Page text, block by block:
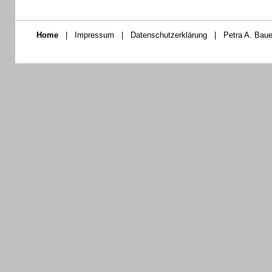
Home Impressum Datenschutzerklärung Petra A.